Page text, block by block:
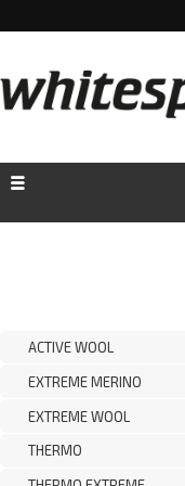
ACTIVE WOOL
EXTREME MERINO
EXTREME WOOL
THERMO